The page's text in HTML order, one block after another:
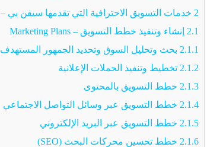
2 خدمات التسويق الاحترافية التي تقدمها سيفن بي – 7P
2.1 إنشاء وتنفيذ خطط التسويق – Marketing Plans
2.1.1 بحث وتحليل السوق وتحديد الجمهور المستهدف
2.1.2 تخطيط وتنفيذ الحملات الإعلانية
2.1.3 خطط التسويق بالمحتوى
2.1.4 خطط التسويق عبر وسائل التواصل الاجتماعي
2.1.5 خطط التسويق عبر البريد الإلكتروني
2.1.6 خطط تحسين محركات البحث (SEO)